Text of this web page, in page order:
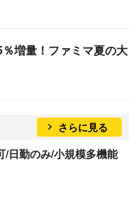
増量！ファミマ夏の大
さらに見る
/日勤のみ/小規模多機能